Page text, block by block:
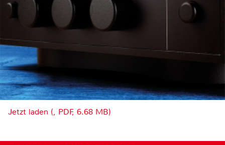
Jetzt laden (, PDF, 6.68 MB)